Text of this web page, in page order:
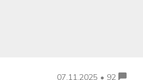
07.11.2025 • 92